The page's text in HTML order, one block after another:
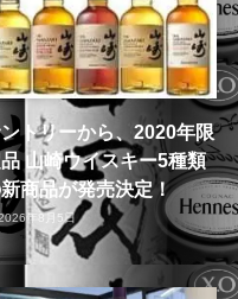
トリーから、2020年限
山崎ウイスキー5種類
商品が発売決定！
年8月5日